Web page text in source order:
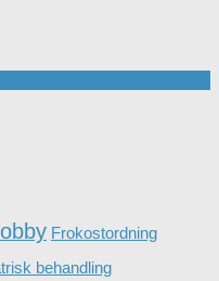
Frokostordning
behandling